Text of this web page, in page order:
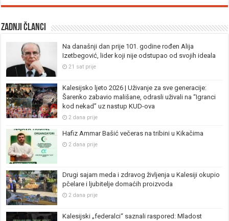
Zadnji članci
Na današnji dan prije 101. godine rođen Alija
Izetbegović, lider koji nije odstupao od svojih ideala
21 sat prije
Kalesijsko ljeto 2026 | Uživanje za sve generacije:
Šarenko zabavio mališane, odrasli uživali na “Igranci
kod nekad” uz nastup KUD-ova
2 dana prije
Hafiz Ammar Bašić večeras na tribini u Kikačima
2 dana prije
Drugi sajam meda i zdravog življenja u Kalesiji okupio
pčelare i ljubitelje domaćih proizvoda
2 dana prije
Kalesijski „federalci“ saznali raspored: Mladost